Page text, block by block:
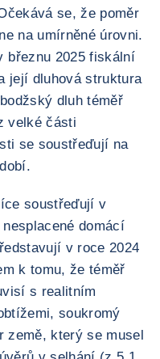
se, že poměr
na umírněné úrovni.
březnu 2025 fiskální
její dluhová struktura
dluh téměř
velké části
se soustřeďují na
soustřeďují v
domácí
v roce 2024
k tomu, že téměř
s realitním
soukromý
země, který se musel